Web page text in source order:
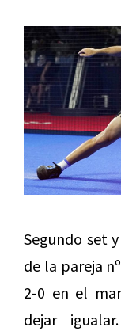
Segundo set
de la pareja
2-0 en el
dejar